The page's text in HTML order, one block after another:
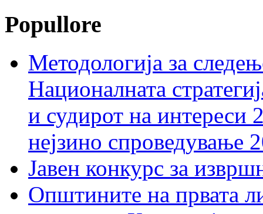
Popullore
Методологија за
Националната
и судирот на интереси
нејзино спроведување
Јавен конкурс за
Општините на првата